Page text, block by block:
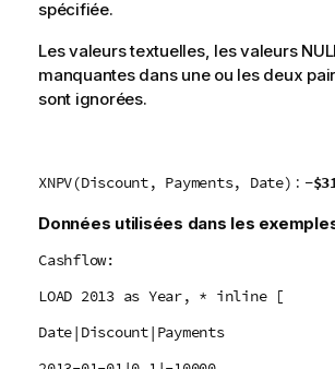
spécifiée.
Les valeurs textuelles, les valeurs
manquantes dans une ou les deux
sont ignorées.
XNPV(Discount, Payments, Date) : -
Données utilisées dans les
Cashflow:
LOAD 2013 as Year, * inline [
Date|Discount|Payments